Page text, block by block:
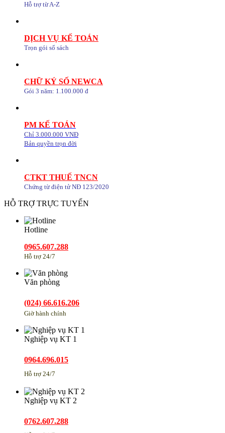
Hỗ trợ từ A-Z
DỊCH VỤ KẾ TOÁN
Trọn gói sổ sách
CHỮ KÝ SỐ NEWCA
Gói 3 năm: 1.100.000 đ
PM KẾ TOÁN
Chỉ 3.000.000 VNĐ
Bản quyền trọn đời
CTKT THUẾ TNCN
Chứng từ điện tử NĐ 123/2020
HỖ TRỢ TRỰC TUYẾN
Hotline
0965.607.288
Hỗ trợ 24/7
Văn phòng
(024) 66.616.206
Giờ hành chính
Nghiệp vụ KT 1
0964.696.015
Hỗ trợ 24/7
Nghiệp vụ KT 2
0762.607.288